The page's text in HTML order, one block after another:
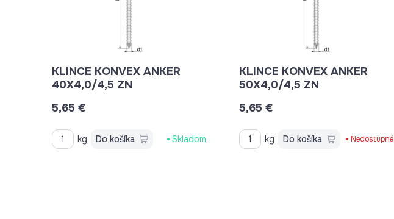
KLINCE KONVEX ANKER
40X4,0/4,5 ZN
5,65 €
kg Do košíka Skladom
KLINCE KONVEX ANKER
50X4,0/4,5 ZN
5,65 €
kg Do košíka Nedostupné